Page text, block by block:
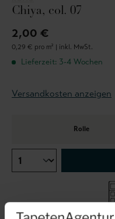
Chiya, col. 07
2,00 €
0,29 € pro m² | inkl. MwSt.
Lieferzeit: 3-4 Wochen
Versandkosten anzeigen
Rolle